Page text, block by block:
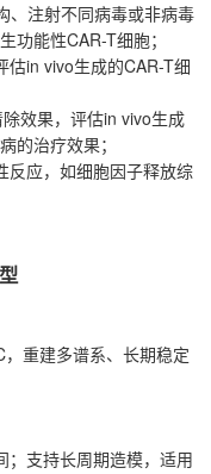
、注射不同病毒或非病毒
功能性CAR-T细胞；
估in vivo生成的CAR-T细
效果，评估in vivo生成
的治疗效果；
反应，如细胞因子释放综
重建多谱系、长期稳定
；支持长周期造模，适用